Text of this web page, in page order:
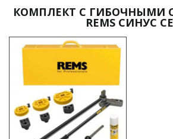
КОМПЛЕКТ С ГИБОЧНЫМИ
REMS СИНУС